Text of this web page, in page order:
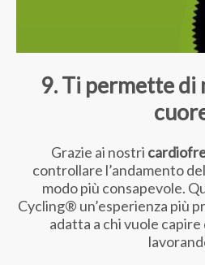
9. Ti permette
Grazie ai nostri
controllare l’andamento
modo più consapevole.
Cycling® un’esperienza più
adatta a chi vuole